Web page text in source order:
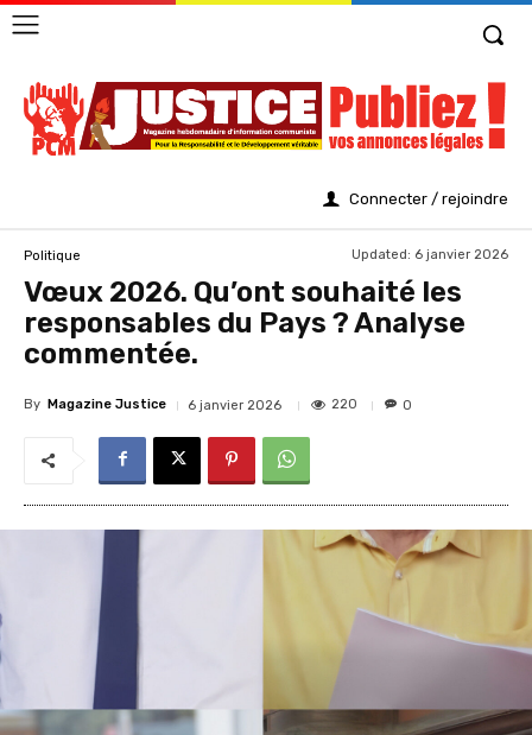
Connecter / rejoindre
Politique Updated: 6 janvier 2026
Vœux 2026. Qu’ont souhaité les
responsables du Pays ? Analyse
commentée.
By Magazine Justice 6 janvier 2026 220 0